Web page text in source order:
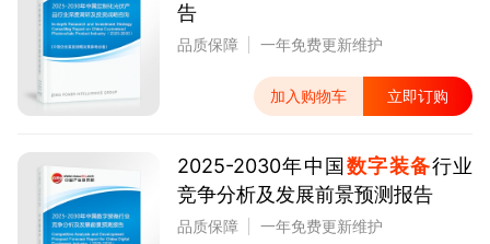
告
品质保障 一年免费更新维护
加入购物车 立即订购
2025-2030年中国 数字装备行业
竞争分析及发展前景预测报告
品质保障 一年免费更新维护